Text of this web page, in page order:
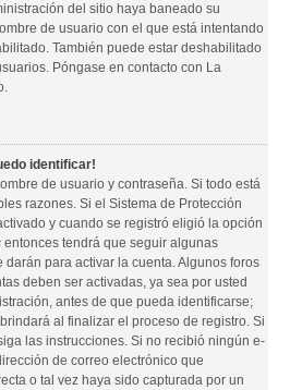
del sitio haya baneado su
de usuario con el que está intentando
También puede estar deshabilitado
Póngase en contacto con La
identificar!
de usuario y contraseña. Si todo está
razones. Si el Sistema de Protección
y cuando se registró eligió la opción
entonces tendrá que seguir algunas
darán para activar la cuenta. Algunos foros
deben ser activadas, ya sea por usted
antes de que pueda identificarse;
al finalizar el proceso de registro. Si
las instrucciones. Si no recibió ningún e-
de correo electrónico que
o tal vez haya sido capturada por un